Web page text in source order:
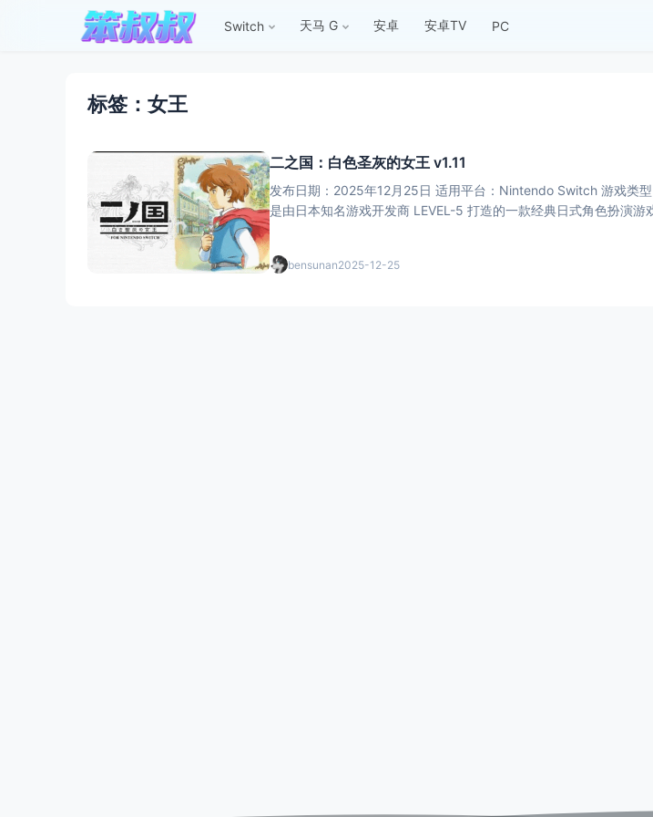
Switch 天马 G 安卓 安卓TV PC
标签：女王
二之国：白色圣灰的女王 v1.11
发布日期：2025年12月25日 适用平台：Nintendo Switch 游戏类
是由日本知名游戏开发商 LEVEL-5 打造的一款经典日式角色扮演
bensunan2025-12-25